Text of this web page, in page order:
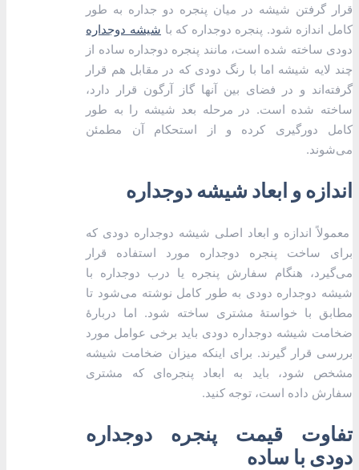
قرار گرفتن شیشه در میان پنجره دو جداره به طور
کامل اندازه شود. پنجره دوجداره که با شیشه دوجداره
دودی ساخته شده است، مانند پنجره دوجداره ساده از
چند لایه شیشه اما با رنگ دودی که در مقابل هم قرار
گرفته‌اند و در فضای بین آنها گاز آرگون قرار دارد،
ساخته شده است. در مرحله بعد شیشه را به طور
کامل دورگیری کرده و از استحکام آن مطمئن
می‌شوند.
اندازه و ابعاد شیشه دوجداره
معمولاً اندازه و ابعاد اصلی شیشه دوجداره دودی که
برای ساخت پنجره دوجداره مورد استفاده قرار
می‌گیرد، هنگام سفارش پنجره یا درب دوجداره با
شیشه دوجداره دودی به طور کامل نوشته می‌شود تا
مطابق با خواستۀ مشتری ساخته شود. اما دربارۀ
ضخامت شیشه دوجداره دودی باید برخی عوامل مورد
بررسی قرار گیرند. برای اینکه میزان ضخامت شیشه
مشخص شود، باید به ابعاد پنجره‌ای که مشتری
سفارش داده است، توجه کنید.
تفاوت قیمت پنجره دوجداره
دودی با ساده